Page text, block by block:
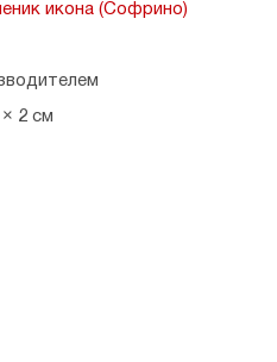
икона (Софрино)
2 см